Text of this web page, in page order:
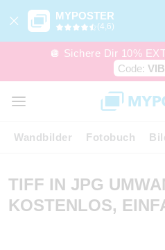
MYPOSTER
(4,6)
🪩 Sichere Dir 10%
Code:
Wandbilder Fotobuch
TIFF IN JPG
KOSTENLOS,